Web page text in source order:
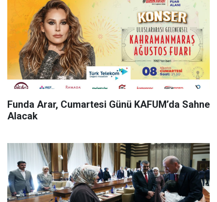
Funda Arar, Cumartesi Günü KAFUM’da Sahne
Alacak